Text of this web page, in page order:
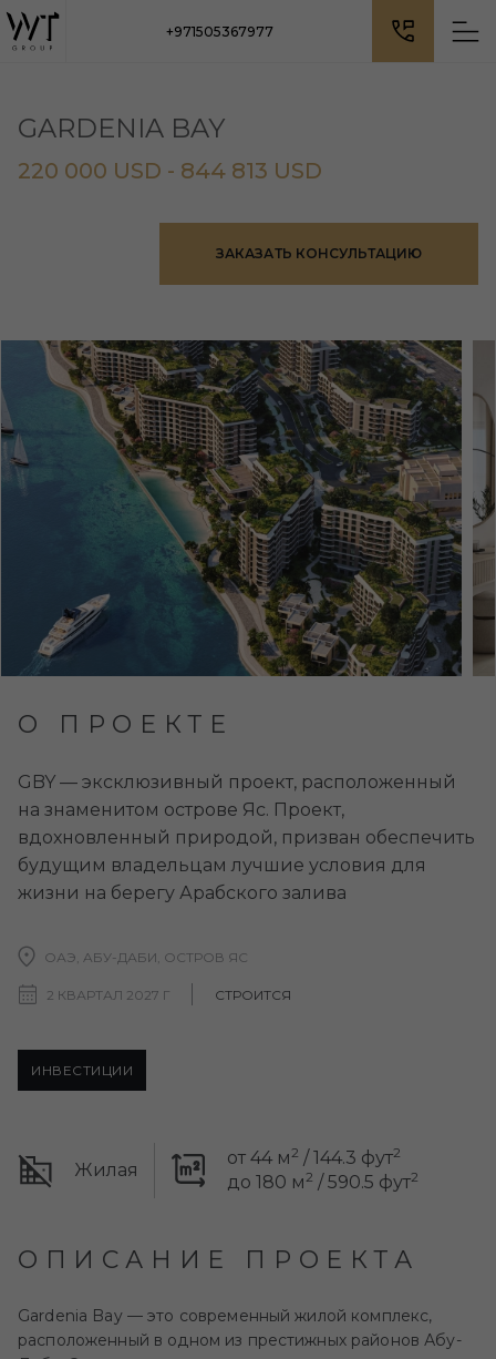
+971505367977
GARDENIA BAY
220 000 USD - 844 813 USD
ЗАКАЗАТЬ КОНСУЛЬТАЦИЮ
О ПРОЕКТЕ
GBY — эксклюзивный проект, расположенный
на знаменитом острове Яс. Проект,
вдохновленный природой, призван обеспечить
будущим владельцам лучшие условия для
жизни на берегу Арабского залива
ОАЭ, AБУ-ДАБИ, ОСТРОВ ЯС
2 КВАРТАЛ 2027 Г СТРОИТСЯ
ИНВЕСТИЦИИ
Жилая
от 44 м2 / 144.3 фут2
до 180 м2 / 590.5 фут2
ОПИСАНИЕ ПРОЕКТА
Gardenia Bay — это современный жилой комплекс,
расположенный в одном из престижных районов Абу-